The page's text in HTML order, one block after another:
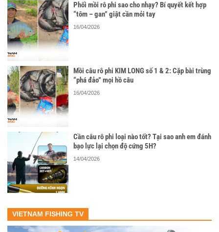
Phối mồi rô phi sao cho nhạy? Bí quyết kết hợp
“tôm – gan” giật cần mỏi tay
16/04/2026
Mồi câu rô phi KIM LONG số 1 & 2: Cặp bài trùng
“phá đảo” mọi hồ câu
16/04/2026
Cần câu rô phi loại nào tốt? Tại sao anh em đánh
bạo lực lại chọn độ cứng 5H?
14/04/2026
VIETNAM FISHING TV